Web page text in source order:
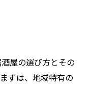
屋の選び方とその
ずは、地域特有の